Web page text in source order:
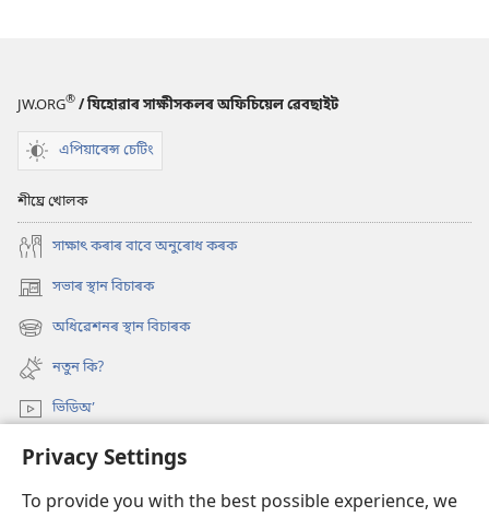
Privacy Settings
To provide you with the best possible experience, we
JW.ORG® / যিহোৱাৰ সাক্ষীসকলৰ অফিচিয়েল ৱেবছাইট
এপিয়াৰেন্স চেটিং
শীঘ্ৰে খোলক
সাক্ষাৎ কৰাৰ বাবে অনুৰোধ কৰক
সভাৰ স্থান বিচাৰক
(opens
new
window)
অধিৱেশনৰ স্থান বিচাৰক
(opens
new
window)
নতুন কি?
ভিডিঅ’
অনুসন্ধান
দান-বৰঙণি